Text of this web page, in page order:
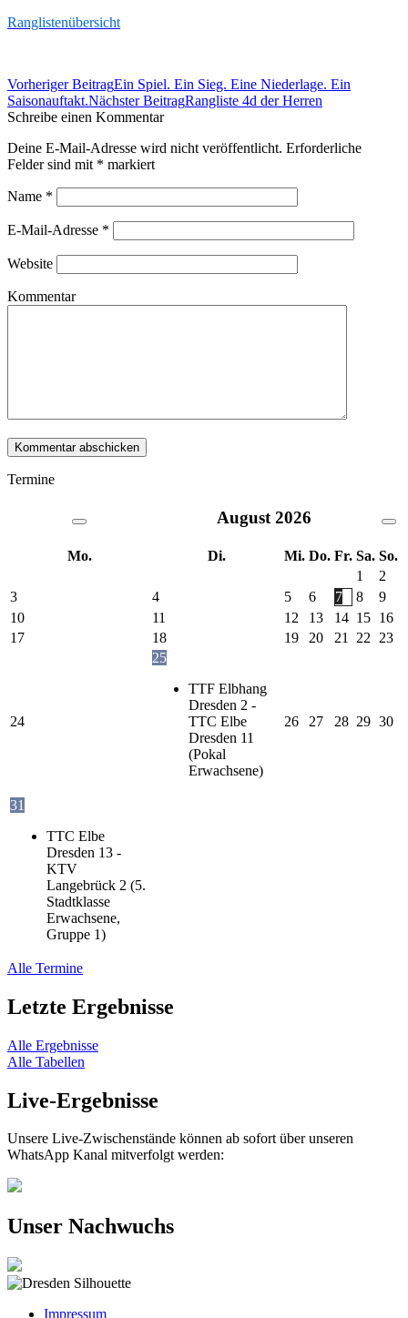
Ranglistenübersicht
Beitrags-
Navigation
Vorheriger BeitragEin Spiel. Ein Sieg. Eine Niederlage. Ein
Saisonauftakt.Nächster BeitragRangliste 4d der Herren
Schreibe einen Kommentar
Deine E-Mail-Adresse wird nicht veröffentlicht. Erforderliche
Felder sind mit * markiert
Name *
E-Mail-Adresse *
Website
Kommentar
Termine
August 2026
Mo. Di. Mi. Do. Fr. Sa. So.
1
2
3
4 5 6 7 8
9
10
11 12 13 14 15 16
17
18 19 20 21 22 23
24
25
TTF Elbhang
Dresden 2 -
TTC Elbe
Dresden 11
(Pokal
Erwachsene)
26 27 28 29 30
31
TTC Elbe
Dresden 13 -
KTV
Langebrück 2 (5.
Stadtklasse
Erwachsene,
Gruppe 1)
Alle Termine
Letzte Ergebnisse
Alle Ergebnisse
Alle Tabellen
Live-Ergebnisse
Unsere Live-Zwischenstände können ab sofort über unseren
WhatsApp Kanal mitverfolgt werden:
Unser Nachwuchs
Impressum